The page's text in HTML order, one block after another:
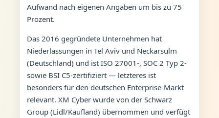
Aufwand nach eigenen Angaben um bis zu 75
Prozent.
Das 2016 gegründete Unternehmen hat
Niederlassungen in Tel Aviv und Neckarsulm
(Deutschland) und ist ISO 27001-, SOC 2 Typ 2-
sowie BSI C5-zertifiziert — letzteres ist
besonders für den deutschen Enterprise-Markt
relevant. XM Cyber wurde von der Schwarz
Group (Lidl/Kaufland) übernommen und verfügt